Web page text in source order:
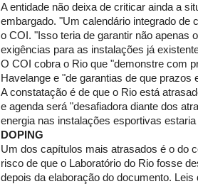
A entidade não deixa de criticar ainda a
embargado. "Um calendário integrado de
o COI. "Isso teria de garantir não apenas
exigências para as instalações já
O COI cobra o Rio que "demonstre com
Havelange e "de garantias de que
A constatação é de que o Rio está
e agenda será "desafiadora diante dos
energia nas instalações esportivas estaria
DOPING
Um dos capítulos mais atrasados é o do
risco de que o Laboratório do Rio fosse
depois da elaboração do documento.